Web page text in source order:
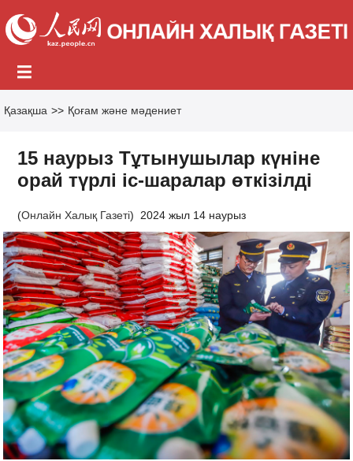
Қазақша >> Қоғам және мәдениет
15 наурыз Тұтынушылар күніне
орай түрлі іс-шаралар өткізілді
(Онлайн Халық Газеті) 2024 жыл 14 наурыз